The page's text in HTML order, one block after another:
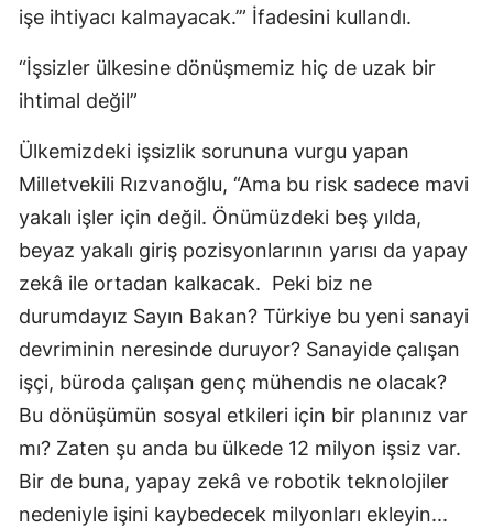
işe ihtiyacı kalmayacak.’” İfadesini kullandı.
“İşsizler ülkesine dönüşmemiz hiç de uzak bir
ihtimal değil”
Ülkemizdeki işsizlik sorununa vurgu yapan
Milletvekili Rızvanoğlu, “Ama bu risk sadece mavi
yakalı işler için değil. Önümüzdeki beş yılda,
beyaz yakalı giriş pozisyonlarının yarısı da yapay
zekâ ile ortadan kalkacak. Peki biz ne
durumdayız Sayın Bakan? Türkiye bu yeni sanayi
devriminin neresinde duruyor? Sanayide çalışan
işçi, büroda çalışan genç mühendis ne olacak?
Bu dönüşümün sosyal etkileri için bir planınız var
mı? Zaten şu anda bu ülkede 12 milyon işsiz var.
Bir de buna, yapay zekâ ve robotik teknolojiler
nedeniyle işini kaybedecek milyonları ekleyin...